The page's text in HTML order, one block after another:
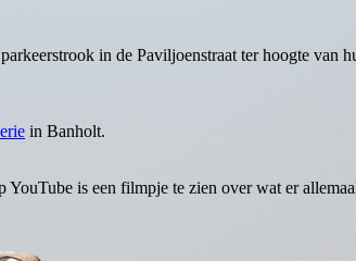
in de Paviljoenstraat ter hoogte van
in Banholt.
YouTube is een filmpje te zien over wat er